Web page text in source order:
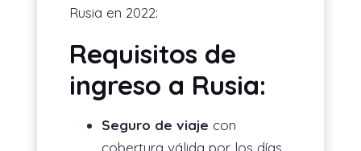
Rusia en 2022:
Requisitos de
ingreso a Rusia:
Seguro de viaje con